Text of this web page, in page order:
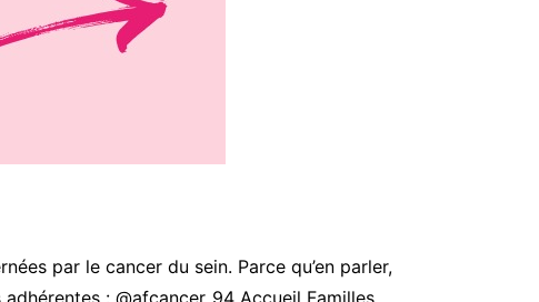
par le cancer du sein. Parce qu’en parler,
adhérentes :@afcancer_94 Accueil Familles